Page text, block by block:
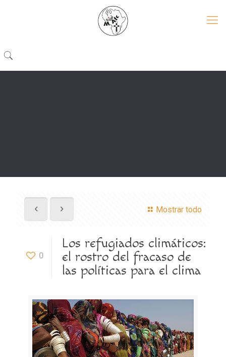
Mostrar todo
0
Los refugiados climáticos:
el rostro del fracaso de
las políticas para el clima